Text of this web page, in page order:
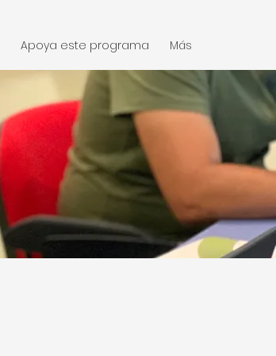
Apoya este programa Más